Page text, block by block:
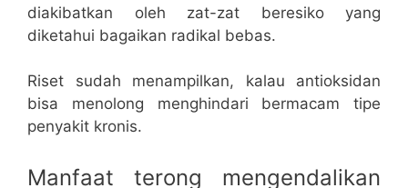
diakibatkan oleh zat-zat beresiko yang
diketahui bagaikan radikal bebas.
Riset sudah menampilkan, kalau antioksidan
bisa menolong menghindari bermacam tipe
penyakit kronis.
Manfaat terong mengendalikan